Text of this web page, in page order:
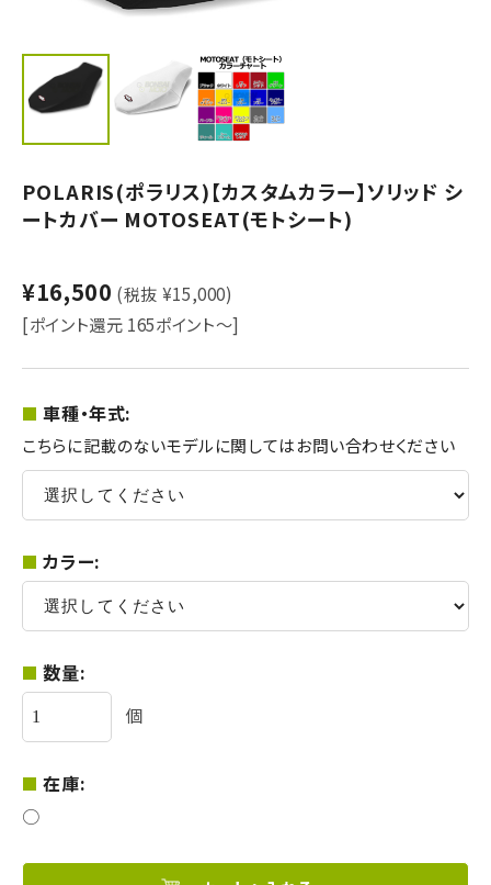
POLARIS(ポラリス)【カスタムカラー】ソリッド シ
ートカバー MOTOSEAT(モトシート)
¥16,500 (税抜 ¥15,000)
[ポイント還元 165ポイント～]
車種・年式:
こちらに記載のないモデルに関してはお問い合わせください
カラー:
数量:
個
在庫:
○